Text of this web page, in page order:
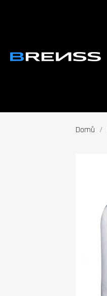
Domů